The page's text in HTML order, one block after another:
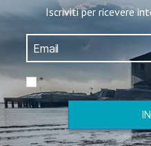
Iscriviti per ricevere
*